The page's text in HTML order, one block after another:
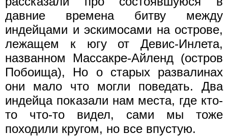
давние времена битву между
индейцами и эскимосами на острове,
лежащем к югу от Девис-Инлета,
названном Массакре-Айленд (остров
Побоища), Но о старых развалинах
они мало что могли поведать. Два
индейца показали нам места, где кто-
то что-то видел, сами мы тоже
походили кругом, но все впустую.